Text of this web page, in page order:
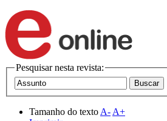
Pesquisar nesta revista:
Tamanho do texto A- A+